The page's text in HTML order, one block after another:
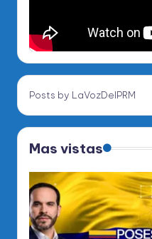
Posts by LaVozDelPRM
Mas vistas